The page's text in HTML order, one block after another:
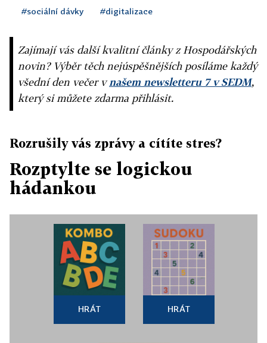
#sociální dávky #digitalizace
Zajímají vás další kvalitní články z Hospodářských
novin? Výběr těch nejúspěšnějších posíláme každý
všední den večer vnašem newsletteru 7 v SEDM,
který si můžete zdarma přihlásit.
Rozrušily vás zprávy a cítíte stres?
Rozptylte se logickou
hádankou
HRÁT HRÁT